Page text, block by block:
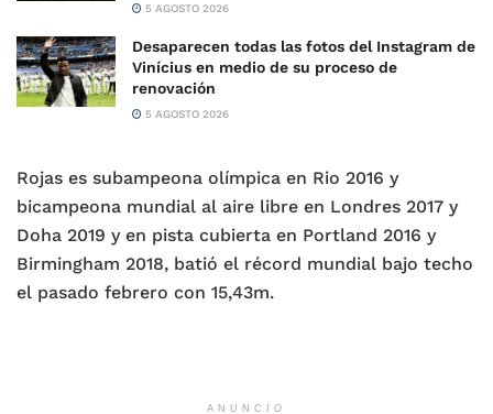
5 AGOSTO 2026
Desaparecen todas las fotos del Instagram de
Vinícius en medio de su proceso de
renovación
5 AGOSTO 2026
Rojas es subampeona olímpica en Rio 2016 y
bicampeona mundial al aire libre en Londres 2017 y
Doha 2019 y en pista cubierta en Portland 2016 y
Birmingham 2018, batió el récord mundial bajo techo
el pasado febrero con 15,43m.
ANUNCIO